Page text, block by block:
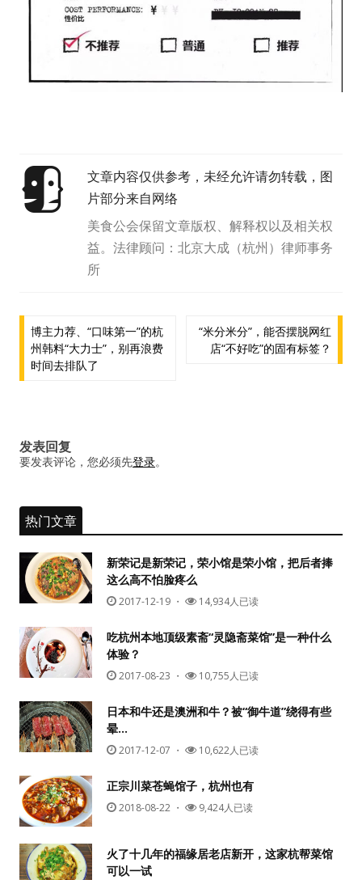
文章内容仅供参考，未经允许请勿转载，图
片部分来自网络
美食公会保留文章版权、解释权以及相关权
益。法律顾问：北京大成（杭州）律师事务
所
博主力荐、“口味第一”的杭
州韩料“大力士”，别再浪费
时间去排队了
“米分米分”，能否摆脱网红
店“不好吃”的固有标签？
发表回复
要发表评论，您必须先登录。
热门文章
新荣记是新荣记，荣小馆是荣小馆，把后者捧
这么高不怕脸疼么
2017-12-19 ・ 14,934人已读
吃杭州本地顶级素斋“灵隐斋菜馆”是一种什么
体验？
2017-08-23 ・ 10,755人已读
日本和牛还是澳洲和牛？被“御牛道”绕得有些
晕…
2017-12-07 ・ 10,622人已读
正宗川菜苍蝇馆子，杭州也有
2018-08-22 ・ 9,424人已读
火了十几年的福缘居老店新开，这家杭帮菜馆
可以一试